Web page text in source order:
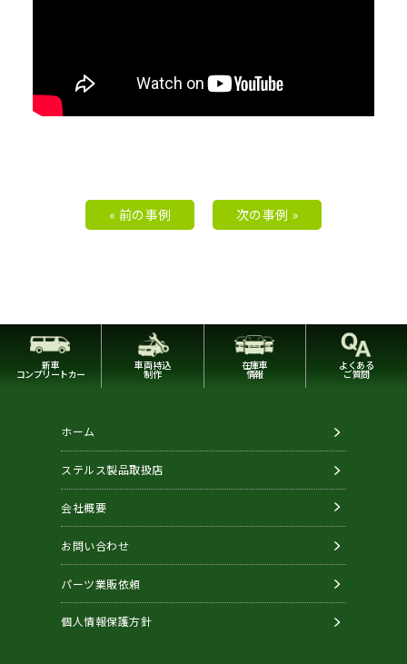
« 前の事例 次の事例 »
新車
コンプリートカー
車両持込
制作
在庫車
情報
よくある
ご質問
ホーム
ステルス製品取扱店
会社概要
お問い合わせ
パーツ業販依頼
個人情報保護方針